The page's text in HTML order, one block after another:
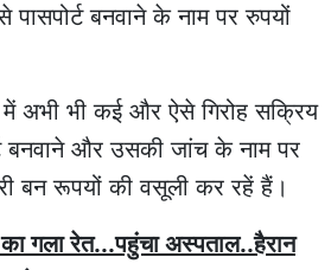
पासपोर्ट बनवाने के नाम पर रुपयों
में अभी भी कई और ऐसे गिरोह सक्रिय
बनवाने और उसकी जांच के नाम पर
बन रूपयों की वसूली कर रहें हैं।
गला रेत...पहुंचा अस्पताल..हैरान